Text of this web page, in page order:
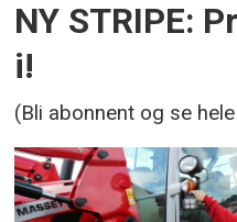
NY STRIPE:
i!
(Bli abonnent og se